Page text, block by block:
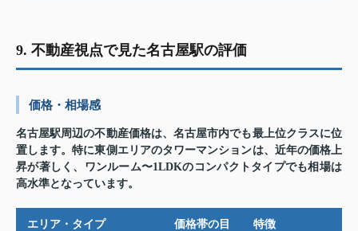
9. 不動産視点で見た名古屋駅の評価
価格・相場感
名古屋駅周辺の不動産価格は、名古屋市内でも最上位クラスに位
置します。特に東側エリアのタワーマンションは、近年の価格上
昇が著しく、ワンルーム〜1LDKのコンパクトタイプでも相場は
高水準となっています。
エリア・タイプ
価格帯の目
特徴